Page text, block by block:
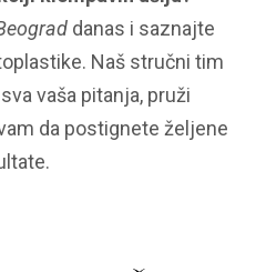
danas i saznajte
Naš stručni tim
vaša pitanja, pruži
da postignete željene